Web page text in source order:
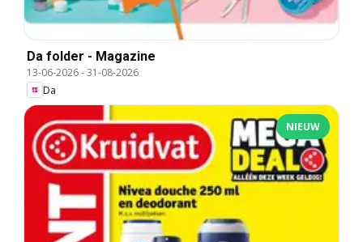
Da folder - Magazine
13-06-2026-31-08-2026
Da
NIEUW